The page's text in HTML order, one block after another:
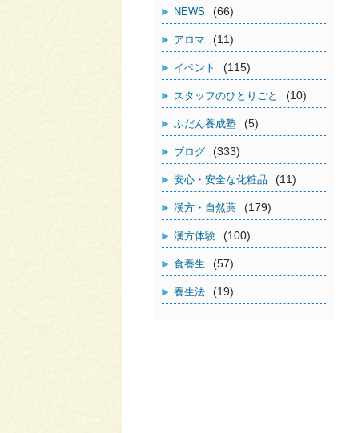
NEWS (66)
アロマ (11)
イベント (115)
スタッフのひとりごと (10)
ふだん養成塾 (5)
ブログ (333)
安心・安全な化粧品 (11)
漢方・自然薬 (179)
漢方体験 (100)
食養生 (57)
養生法 (19)